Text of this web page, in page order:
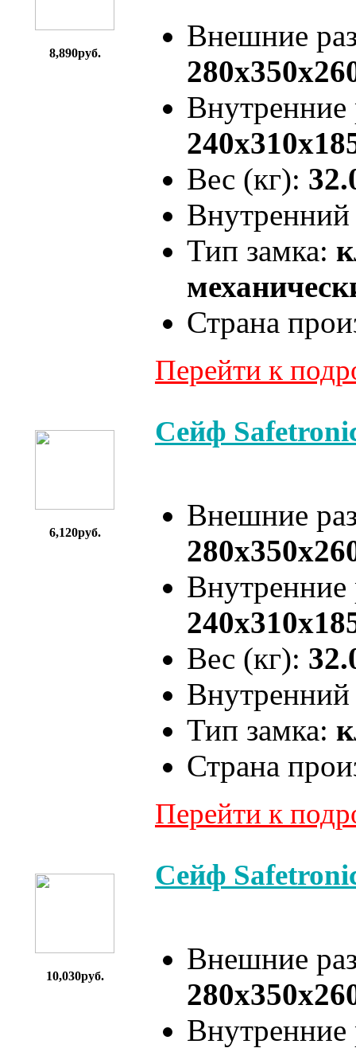
8,890руб.
Внешние
Вес (кг):
Тип замка:
Страна
Перейти к
6,120руб.
Сейф
Внешние
Вес (кг):
Тип замка:
Страна
Перейти к
10,030руб.
Сейф
Внешние